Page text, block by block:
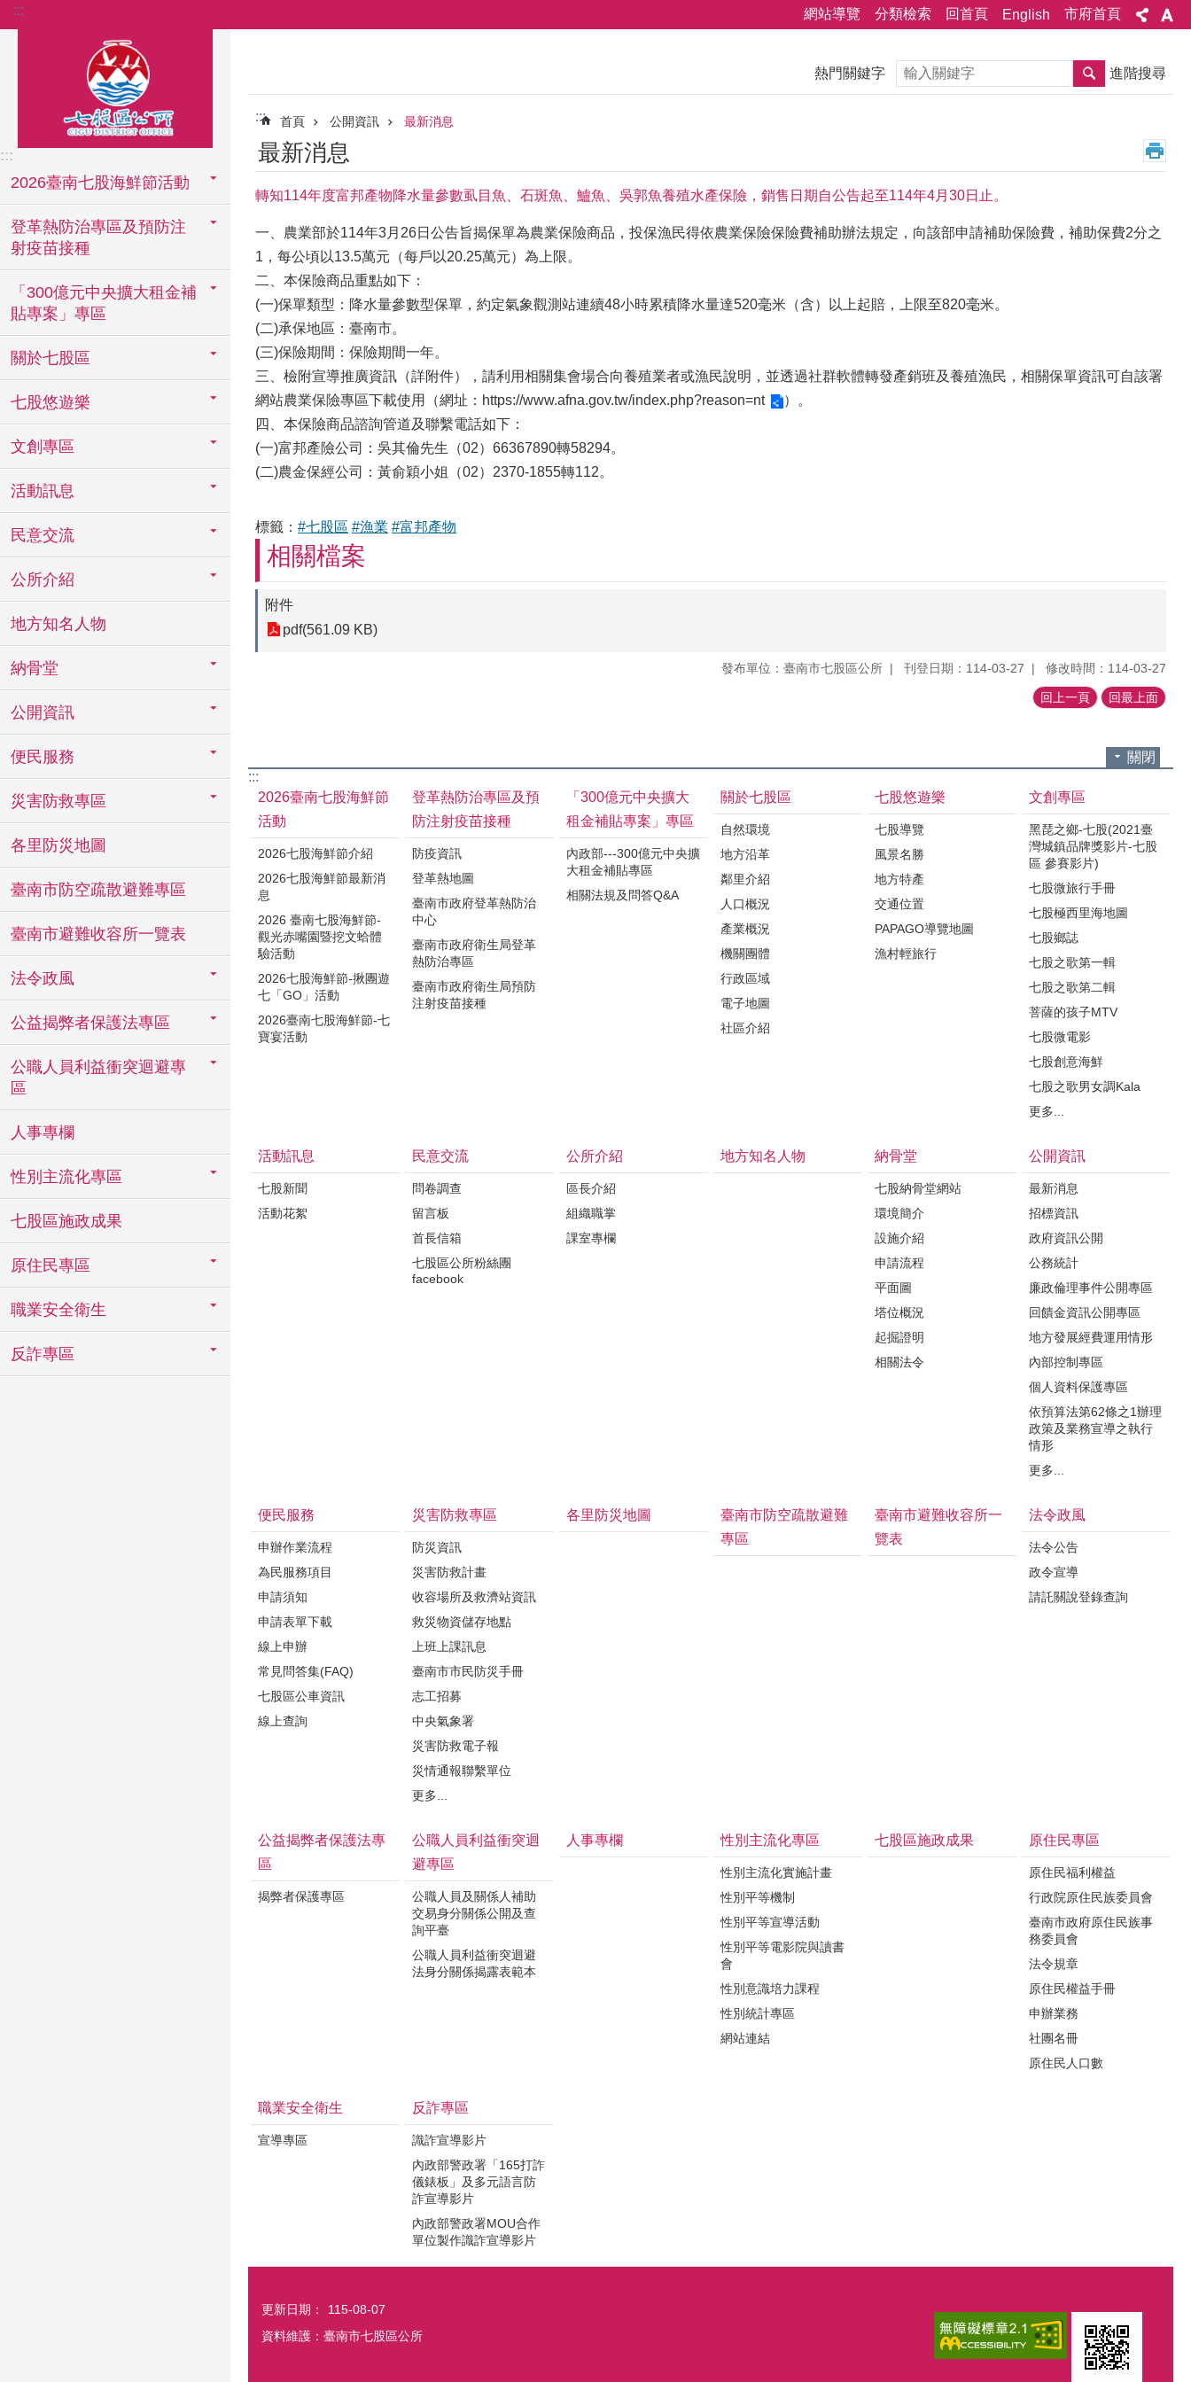
跳到主要內容區塊
::: 網站導覽 分類檢索 回首頁 English 市府首頁
:::
2026臺南七股海鮮節活動
登革熱防治專區及預防注
射疫苗接種
「300億元中央擴大租金補
貼專案」專區
關於七股區
七股悠遊樂
文創專區
活動訊息
民意交流
公所介紹
地方知名人物
納骨堂
公開資訊
便民服務
災害防救專區
各里防災地圖
臺南市防空疏散避難專區
臺南市避難收容所一覽表
法令政風
公益揭弊者保護法專區
公職人員利益衝突迴避專
區
人事專欄
性別主流化專區
七股區施政成果
原住民專區
職業安全衛生
反詐專區
熱門關鍵字 搜尋 進階搜尋
::: 首頁 公開資訊 最新消息
最新消息
轉知114年度富邦產物降水量參數虱目魚、石斑魚、鱸魚、吳郭魚養殖水產保險，銷售日期自公告起至114年4月30日止。
一、農業部於114年3月26日公告旨揭保單為農業保險商品，投保漁民得依農業保險保險費補助辦法規定，向該部申請補助保險費，補助保費2分之
1，每公頃以13.5萬元（每戶以20.25萬元）為上限。
二、本保險商品重點如下：
(一)保單類型：降水量參數型保單，約定氣象觀測站連續48小時累積降水量達520毫米（含）以上起賠，上限至820毫米。
(二)承保地區：臺南市。
(三)保險期間：保險期間一年。
三、檢附宣導推廣資訊（詳附件），請利用相關集會場合向養殖業者或漁民說明，並透過社群軟體轉發產銷班及養殖漁民，相關保單資訊可自該署
網站農業保險專區下載使用（網址： https://www.afna.gov.tw/index.php?reason=nt
）。
四、本保險商品諮詢管道及聯繫電話如下：
(一)富邦產險公司：吳其倫先生（02）66367890轉58294。
(二)農金保經公司：黃俞穎小姐（02）2370-1855轉112。
標籤： #七股區 #漁業 #富邦產物
相關檔案
附件
pdf(561.09 KB)
發布單位：臺南市七股區公所 刊登日期：114-03-27 修改時間：114-03-27
回上一頁 回最上面
關閉
:::
2026臺南七股海鮮節
活動
2026七股海鮮節介紹
2026七股海鮮節最新消
息
2026 臺南七股海鮮節-
觀光赤嘴園暨挖文蛤體
驗活動
2026七股海鮮節-揪團遊
七「GO」活動
2026臺南七股海鮮節-七
寶宴活動
登革熱防治專區及預
防注射疫苗接種
防疫資訊
登革熱地圖
臺南市政府登革熱防治
中心
臺南市政府衛生局登革
熱防治專區
臺南市政府衛生局預防
注射疫苗接種
「300億元中央擴大
租金補貼專案」專區
內政部---300億元中央擴
大租金補貼專區
相關法規及問答Q&A
關於七股區
自然環境
地方沿革
鄰里介紹
人口概況
產業概況
機關團體
行政區域
電子地圖
社區介紹
七股悠遊樂
七股導覽
風景名勝
地方特產
交通位置
PAPAGO導覽地圖
漁村輕旅行
文創專區
黑琵之鄉-七股(2021臺
灣城鎮品牌獎影片-七股
區 參賽影片)
七股微旅行手冊
七股極西里海地圖
七股鄉誌
七股之歌第一輯
七股之歌第二輯
菩薩的孩子MTV
七股微電影
七股創意海鮮
七股之歌男女調Kala
更多...
活動訊息
七股新聞
活動花絮
民意交流
問卷調查
留言板
首長信箱
七股區公所粉絲團
facebook
公所介紹
區長介紹
組織職掌
課室專欄
地方知名人物 納骨堂
七股納骨堂網站
環境簡介
設施介紹
申請流程
平面圖
塔位概況
起掘證明
相關法令
公開資訊
最新消息
招標資訊
政府資訊公開
公務統計
廉政倫理事件公開專區
回饋金資訊公開專區
地方發展經費運用情形
內部控制專區
個人資料保護專區
依預算法第62條之1辦理
政策及業務宣導之執行
情形
更多...
便民服務
申辦作業流程
為民服務項目
申請須知
申請表單下載
線上申辦
常見問答集(FAQ)
七股區公車資訊
線上查詢
災害防救專區
防災資訊
災害防救計畫
收容場所及救濟站資訊
救災物資儲存地點
上班上課訊息
臺南市市民防災手冊
志工招募
中央氣象署
災害防救電子報
災情通報聯繫單位
更多...
各里防災地圖
臺南市防空疏散避難
專區
臺南市避難收容所一
覽表
法令政風
法令公告
政令宣導
請託關說登錄查詢
公益揭弊者保護法專
區
揭弊者保護專區
公職人員利益衝突迴
避專區
公職人員及關係人補助
交易身分關係公開及查
詢平臺
公職人員利益衝突迴避
法身分關係揭露表範本
人事專欄 性別主流化專區
性別主流化實施計畫
性別平等機制
性別平等宣導活動
性別平等電影院與讀書
會
性別意識培力課程
性別統計專區
網站連結
七股區施政成果 原住民專區
原住民福利權益
行政院原住民族委員會
臺南市政府原住民族事
務委員會
法令規章
原住民權益手冊
申辦業務
社團名冊
原住民人口數
職業安全衛生
宣導專區
反詐專區
識詐宣導影片
內政部警政署「165打詐
儀錶板」及多元語言防
詐宣導影片
內政部警政署MOU合作
單位製作識詐宣導影片
更新日期：
115-08-07
資料維護：臺南市七股區公所